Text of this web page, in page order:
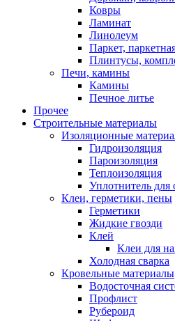
Ковры
Ламинат
Линолеум
Паркет,
Плинтусы,
Печи, камины
Камины
Печное литье
Прочее
Строительные материалы
Изоляционные
Гидроизоляция
Пароизоляция
Теплоизоляция
Уплотнитель для
Клеи, герметики, пены
Герметики
Жидкие гвозди
Клей
Клеи для
Холодная сварка
Кровельные материалы
Водосточная
Профлист
Рубероид